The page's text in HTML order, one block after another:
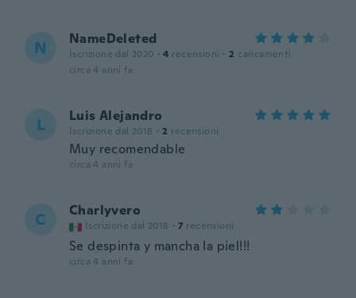
N NameDeleted
Iscrizione dal 2020 · 4 recensioni · 2 caricamenti
circa 4 anni fa
L Luis Alejandro
Iscrizione dal 2018 · 2 recensioni
Muy recomendable
circa 4 anni fa
C Charlyvero
Iscrizione dal 2018 · 7 recensioni
Se despinta y mancha la piel!!!
circa 4 anni fa